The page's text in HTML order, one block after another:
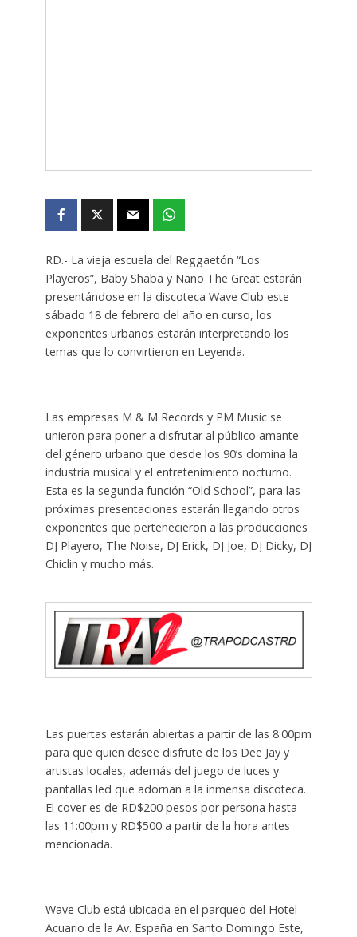
RD.- La vieja escuela del Reggaetón “Los
Playeros”, Baby Shaba y Nano The Great estarán
presentándose en la discoteca Wave Club este
sábado 18 de febrero del año en curso, los
exponentes urbanos estarán interpretando los
temas que lo convirtieron en Leyenda.
Las empresas M & M Records y PM Music se
unieron para poner a disfrutar al público amante
del género urbano que desde los 90’s domina la
industria musical y el entretenimiento nocturno.
Esta es la segunda función “Old School”, para las
próximas presentaciones estarán llegando otros
exponentes que pertenecieron a las producciones
DJ Playero, The Noise, DJ Erick, DJ Joe, DJ Dicky, DJ
Chiclin y mucho más.
Las puertas estarán abiertas a partir de las 8:00pm
para que quien desee disfrute de los Dee Jay y
artistas locales, además del juego de luces y
pantallas led que adornan a la inmensa discoteca.
El cover es de RD$200 pesos por persona hasta
las 11:00pm y RD$500 a partir de la hora antes
mencionada.
Wave Club está ubicada en el parqueo del Hotel
Acuario de la Av. España en Santo Domingo Este,